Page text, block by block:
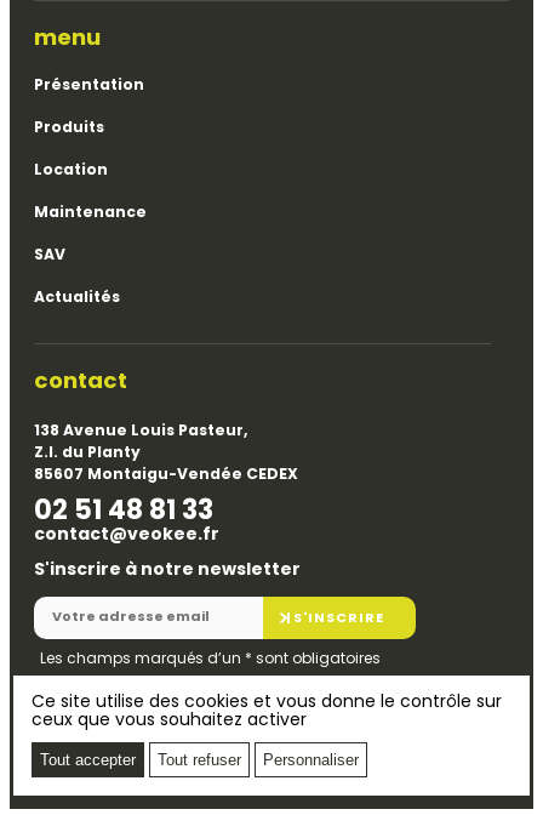
menu
Présentation
Produits
Location
Maintenance
SAV
Actualités
contact
138 Avenue Louis Pasteur,
Z.I. du Planty
85607 Montaigu-Vendée CEDEX
02 51 48 81 33
contact@veokee.fr
S'inscrire à notre newsletter
S'INSCRIRE
Les champs marqués d’un * sont obligatoires
Veokee
Politique de confidentialité
Plan du site
Ce site utilise des cookies et vous donne le contrôle sur
ceux que vous souhaitez activer
Tout accepter Tout refuser Personnaliser